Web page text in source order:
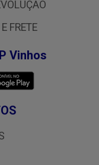
FRETE
Vinhos